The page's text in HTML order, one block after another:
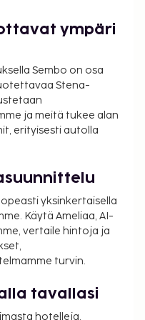
ja
Campiello a la
tarjoaa ruokia joka
Nauti muutama
klo 5.00–11.00.
paikan päällä
saattaa sisältyä
joka maksetaan
riippuu
peritä ympäri
tai alennuksia
saat ottamalla
välisenä aikana
per yö
ympäri
Sembo on osa
Stena-
ja meitä tukee alan
erityisesti autolla
yksinkertaisella
Käytä Ameliaa, AI-
vertaile hintoja ja
turvin.
tavallasi
hotelleja,